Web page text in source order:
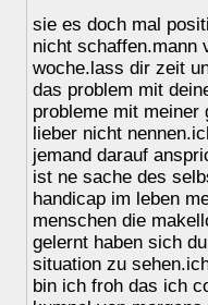
sie es doch mal
nicht schaffen.mann
woche.lass dir zeit
das problem mit
probleme mit meiner
lieber nicht
jemand darauf
ist ne sache des
handicap im leben
menschen die
gelernt haben sich
situation zu
bin ich froh das ich